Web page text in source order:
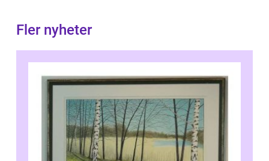
Fler nyheter